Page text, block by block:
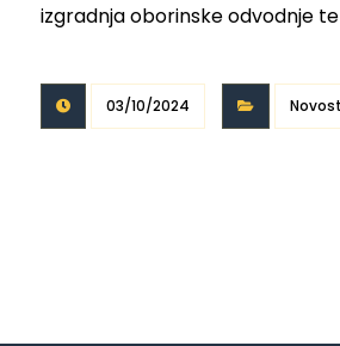
izgradnja oborinske odvodnje
03/10/2024